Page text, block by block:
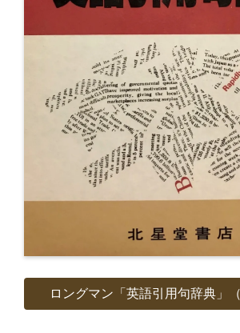
ロングマン「英語引用句辞典」（